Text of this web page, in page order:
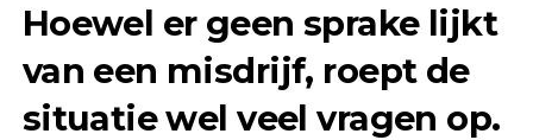
Hoewel er geen sprake lijkt
van een misdrijf, roept de
situatie wel veel vragen op.